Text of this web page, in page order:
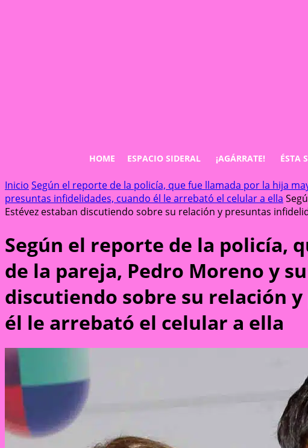
HOME ESPACIO SIDERAL ¡AGÁRRATE! ÉSTA
Inicio Según el reporte de la policía, que fue llamada por la hija
presuntas infidelidades, cuando él le arrebató el celular a ella
Estévez estaban discutiendo sobre su relación y presuntas
Según el reporte de la policía,
de la pareja, Pedro Moreno y
discutiendo sobre su relación
él le arrebató el celular a ella